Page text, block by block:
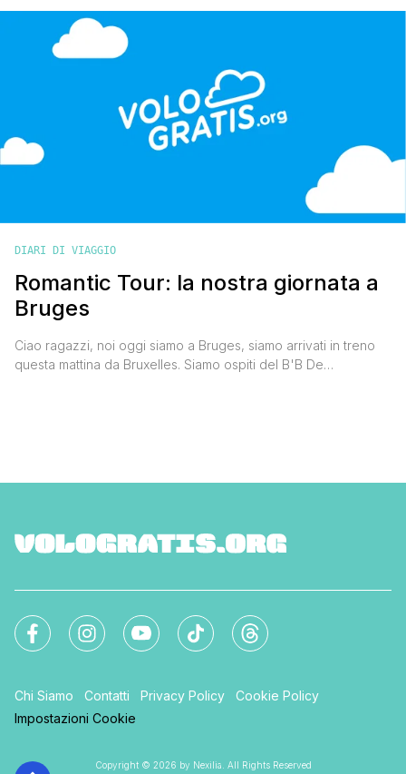
Centrale che dista una decina di minuti a piedi dal nostro hotel,
direzione Grand Place. Riusciamo a prendere [']
DIARI DI VIAGGIO
Romantic Tour: la nostra giornata a
Bruges
Ciao ragazzi, noi oggi siamo a Bruges, siamo arrivati in treno
questa mattina da Bruxelles. Siamo ospiti del B'B De
Chi Siamo Contatti Privacy Policy
Cookie Policy
Impostazioni Cookie
Copyright © 2026 by Nexilia. All Rights Reserved